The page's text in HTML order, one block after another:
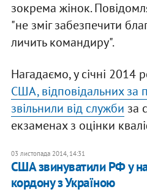
зокрема жінок.
"не зміг забезпечити
личить командиру".
Нагадаємо, у січні 2014
США, відповідальних за
звільнили від служби за
екзаменах з оцінки
03 листопада 2014, 14:31
США звинуватили РФ у
кордону з Україною